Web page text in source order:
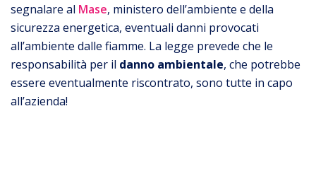
segnalare al Mase, ministero dell’ambiente e della
sicurezza energetica, eventuali danni provocati
all’ambiente dalle fiamme. La legge prevede che le
responsabilità per il danno ambientale, che potrebbe
essere eventualmente riscontrato, sono tutte in capo
all’azienda!